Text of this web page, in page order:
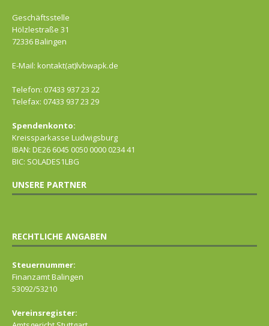
Geschäftsstelle
Hölzlestraße 31
72336 Balingen
E-Mail: kontakt(at)lvbwapk.de
Telefon: 07433 937 23 22
Telefax: 07433 937 23 29
Spendenkonto:
Kreissparkasse Ludwigsburg
IBAN: DE26 6045 0050 0000 0234 41
BIC: SOLADES1LBG
UNSERE PARTNER
RECHTLICHE ANGABEN
Steuernummer:
Finanzamt Balingen
53092/53210
Vereinsregister: